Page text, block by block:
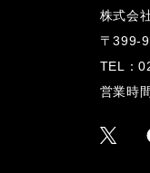
株式会
〒399-
TEL：
営業時